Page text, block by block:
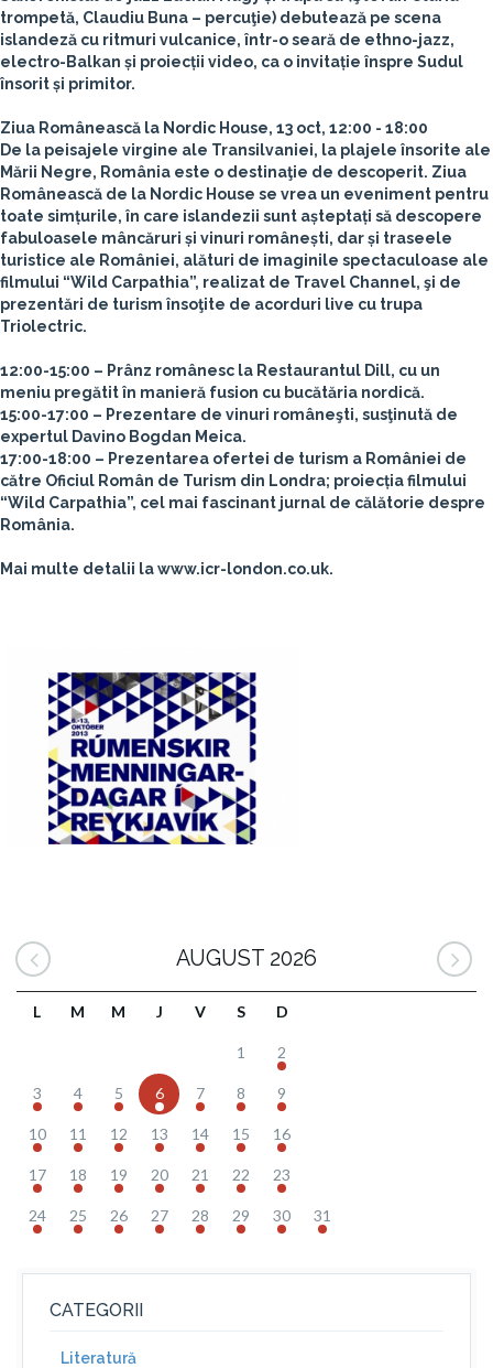
trompetă, Claudiu Buna – percuţie) debutează pe scena
islandeză cu ritmuri vulcanice, într-o seară de ethno-jazz,
electro-Balkan și proiecții video, ca o invitație înspre Sudul
însorit și primitor.
Ziua Românească la Nordic House, 13 oct, 12:00 - 18:00
De la peisajele virgine ale Transilvaniei, la plajele însorite ale
Mării Negre, România este o destinaţie de descoperit. Ziua
Românească de la Nordic House se vrea un eveniment pentru
toate simțurile, în care islandezii sunt așteptați să descopere
fabuloasele mâncăruri și vinuri românești, dar și traseele
turistice ale României, alături de imaginile spectaculoase ale
filmului “Wild Carpathia”, realizat de Travel Channel, şi de
prezentări de turism însoţite de acorduri live cu trupa
Triolectric.
12:00-15:00 – Prânz românesc la Restaurantul Dill, cu un
meniu pregătit în manieră fusion cu bucătăria nordică.
15:00-17:00 – Prezentare de vinuri româneşti, susţinută de
expertul Davino Bogdan Meica.
17:00-18:00 – Prezentarea ofertei de turism a României de
către Oficiul Român de Turism din Londra; proiecția filmului
“Wild Carpathia”, cel mai fascinant jurnal de călătorie despre
România.
Mai multe detalii la www.icr-london.co.uk.
AUGUST 2026
L M M J V S D
1 2
3 4 5 6 7 8 9
10 11 12 13 14 15 16
17 18 19 20 21 22 23
24 25 26 27 28 29 30 31
CATEGORII
Literatură